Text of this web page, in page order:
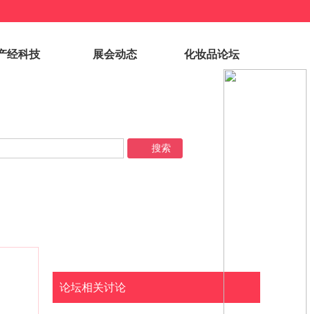
经科技 展会动态 化妆品论坛
论坛相关讨论